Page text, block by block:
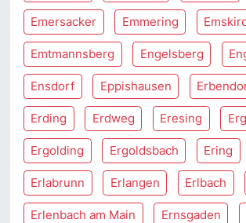
Emersacker Emmering
Emtmannsberg Engelsberg
Ensdorf Eppishausen
Erding Erdweg Eresing
Ergolding Ergoldsbach Ering
Erlabrunn Erlangen Erlbach
Erlenbach am Main Ernsgaden